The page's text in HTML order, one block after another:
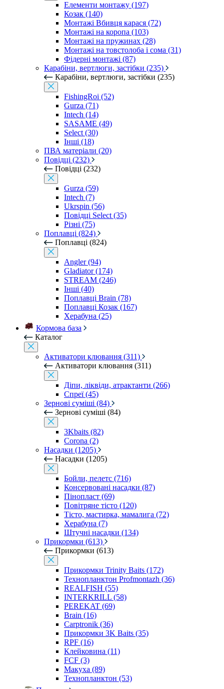
Елементи монтажу (197)
Козак (140)
Монтажі Вбивця карася (72)
Монтажі на коропа (103)
Монтажі на пружинах (28)
Монтажі на товстолоба і сома (31)
Фідерні монтажі (87)
Карабіни, вертлюги, застібки (235)
Карабіни, вертлюги, застібки (235)
FishingRoi (52)
Gurza (71)
Intech (14)
SASAME (49)
Select (30)
Інші (18)
ПВА матеріали (20)
Повідці (232)
Повідці (232)
Gurza (59)
Intech (7)
Ukrspin (56)
Повідці Select (35)
Різні (75)
Поплавці (824)
Поплавці (824)
Angler (94)
Gladiator (174)
STREAM (246)
Інші (40)
Поплавці Brain (78)
Поплавці Козак (167)
Херабуна (25)
Кормова база
Каталог
Активатори клювання (311)
Активатори клювання (311)
Діпи, ліквіди, атрактанти (266)
Спреї (45)
Зернові суміші (84)
Зернові суміші (84)
3Kbaits (82)
Corona (2)
Насадки (1205)
Насадки (1205)
Бойли, пелетс (716)
Консервовані насадки (87)
Пінопласт (69)
Повітряне тісто (120)
Тісто, мастирка, мамалига (72)
Херабуна (7)
Штучні насадки (134)
Прикормки (613)
Прикормки (613)
Прикормки Trinity Baits (172)
Технопланктон Profmontazh (36)
REALFISH (55)
INTERKRILL (58)
PEREKAT (69)
Brain (16)
Carptronik (36)
Прикормки 3K Baits (35)
RPF (16)
Клейковина (11)
FCF (3)
Макуха (89)
Технопланктон (53)